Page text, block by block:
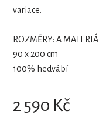
variace.
ROZMĚRY: A MATERIÁL
90 x 200 cm
100% hedvábí
2 590 Kč